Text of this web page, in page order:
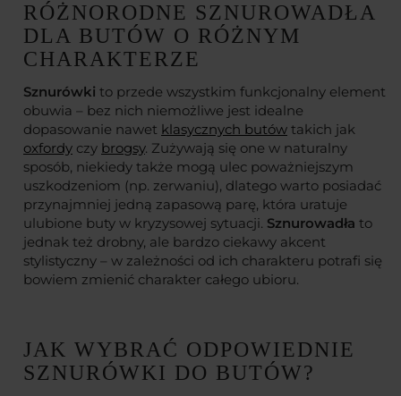
RÓŻNORODNE SZNUROWADŁA
DLA BUTÓW O RÓŻNYM
CHARAKTERZE
Sznurówki to przede wszystkim funkcjonalny element
obuwia – bez nich niemożliwe jest idealne
dopasowanie nawet klasycznych butów takich jak
oxfordy czy brogsy. Zużywają się one w naturalny
sposób, niekiedy także mogą ulec poważniejszym
uszkodzeniom (np. zerwaniu), dlatego warto posiadać
przynajmniej jedną zapasową parę, która uratuje
ulubione buty w kryzysowej sytuacji. Sznurowadła to
jednak też drobny, ale bardzo ciekawy akcent
stylistyczny – w zależności od ich charakteru potrafi się
bowiem zmienić charakter całego ubioru.
JAK WYBRAĆ ODPOWIEDNIE
SZNURÓWKI DO BUTÓW?